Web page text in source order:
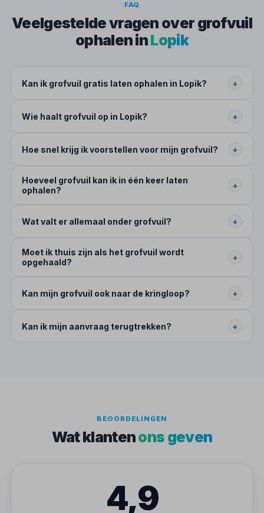
FAQ
Veelgestelde vragen over grofvuil
ophalen inLopik
Kan ik grofvuil gratis laten ophalen in Lopik? +
Wie haalt grofvuil op in Lopik? +
Hoe snel krijg ik voorstellen voor mijn grofvuil? +
Hoeveel grofvuil kan ik in één keer laten
ophalen?
+
Wat valt er allemaal onder grofvuil? +
Moet ik thuis zijn als het grofvuil wordt
opgehaald?
+
Kan mijn grofvuil ook naar de kringloop? +
Kan ik mijn aanvraag terugtrekken? +
BEOORDELINGEN
Wat klantenons geven
4,9